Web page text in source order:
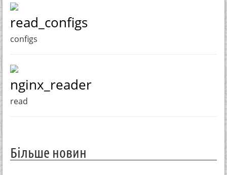
read_configs
configs
nginx_reader
read
Більше новин